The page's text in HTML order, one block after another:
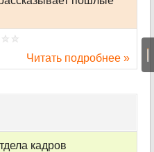
|
Читать подробнее »
кадров